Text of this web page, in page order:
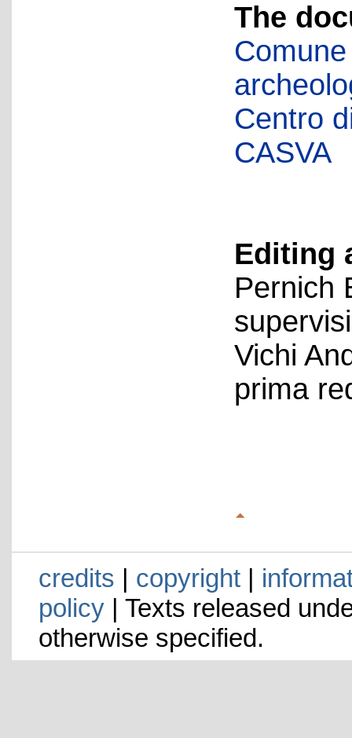
The
Centro
CASVA
Editing
Pernich
Vichi
prima
credits | copyright|
policy| Texts released
otherwise specified.